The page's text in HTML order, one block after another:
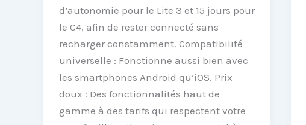
d’autonomie pour le Lite 3 et 15 jours pour
le C4, afin de rester connecté sans
recharger constamment. Compatibilité
universelle : Fonctionne aussi bien avec
les smartphones Android qu’iOS. Prix
doux : Des fonctionnalités haut de
gamme à des tarifs qui respectent votre